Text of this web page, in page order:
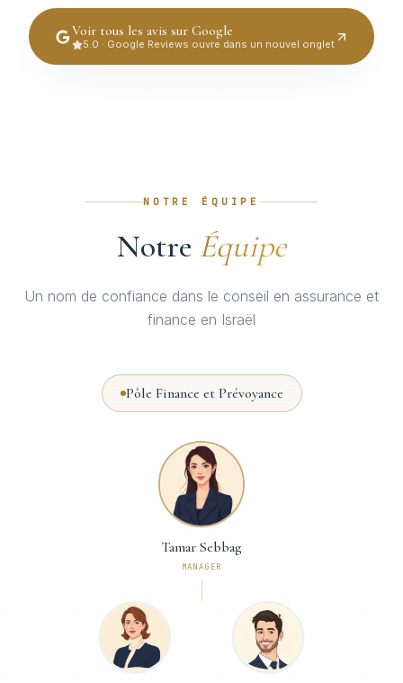
Voir tous les avis sur Google
5.0 · Google Reviews ouvre dans un nouvel onglet
NOTRE ÉQUIPE
Notre Équipe
Un nom de confiance dans le conseil en assurance et
finance en Israël
Pôle Finance et Prévoyance
Tamar Sebbag
MANAGER